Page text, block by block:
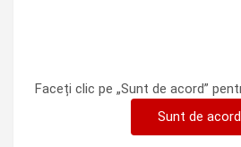
Faceți clic pe „Sunt de acord”
Sunt de